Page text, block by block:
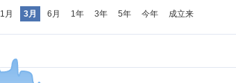
1月 3月 6月 1年 3年 5年 今年 成立来